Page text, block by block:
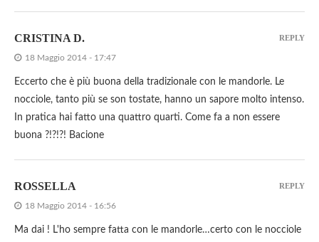
CRISTINA D.
18 Maggio 2014 - 17:47
Eccerto che è più buona della tradizionale con le mandorle. Le
nocciole, tanto più se son tostate, hanno un sapore molto intenso.
In pratica hai fatto una quattro quarti. Come fa a non essere
buona ?!?!?! Bacione
REPLY
ROSSELLA
18 Maggio 2014 - 16:56
Ma dai ! L'ho sempre fatta con le mandorle…certo con le nocciole
REPLY